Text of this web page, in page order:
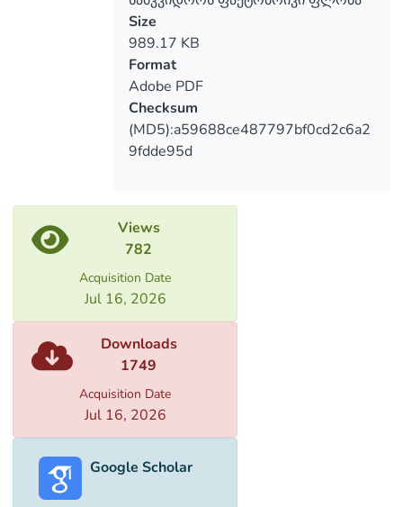
Size
989.17 KB
Format
Adobe PDF
Checksum
(MD5):a59688ce487797bf0cd2c6a2
9fdde95d
Views
782
Acquisition Date
Jul 16, 2026
Downloads
1749
Acquisition Date
Jul 16, 2026
Google Scholar